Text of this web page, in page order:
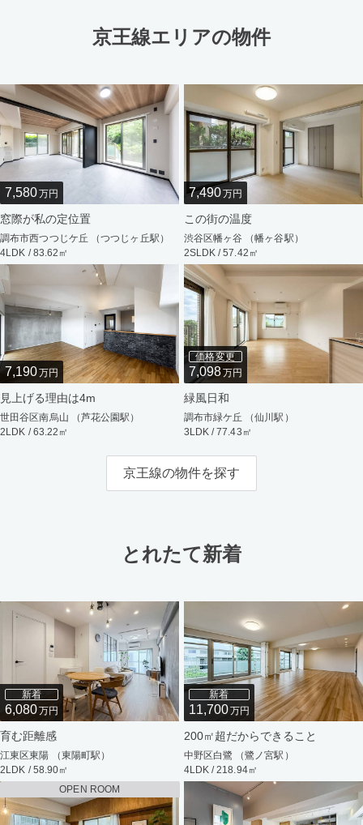
京王線エリアの物件
7,580万円
窓際が私の定位置
調布市西つつじケ丘 （つつじヶ丘駅）
4LDK / 83.62㎡
7,490万円
この街の温度
渋谷区幡ヶ谷 （幡ヶ谷駅）
2SLDK / 57.42㎡
7,190万円
見上げる理由は4m
世田谷区南烏山 （芦花公園駅）
2LDK / 63.22㎡
価格変更
7,098万円
緑風日和
調布市緑ケ丘 （仙川駅）
3LDK / 77.43㎡
京王線の物件を探す
とれたて新着
新着
6,080万円
育む距離感
江東区東陽 （東陽町駅）
2LDK / 58.90㎡
新着
11,700万円
200㎡超だからできること
中野区白鷺 （鷺ノ宮駅）
4LDK / 218.94㎡
OPEN ROOM